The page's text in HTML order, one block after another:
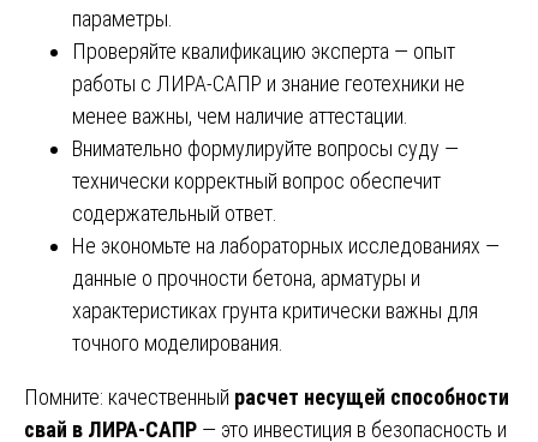
параметры.
Проверяйте квалификацию эксперта — опыт
работы с ЛИРА-САПР и знание геотехники не
менее важны, чем наличие аттестации.
Внимательно формулируйте вопросы суду —
технически корректный вопрос обеспечит
содержательный ответ.
Не экономьте на лабораторных исследованиях —
данные о прочности бетона, арматуры и
характеристиках грунта критически важны для
точного моделирования.
Помните: качественный расчет несущей способности
свай в ЛИРА-САПР — это инвестиция в безопасность и